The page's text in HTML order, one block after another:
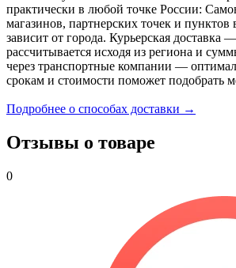
практически в любой точке России:
магазинов, партнерских точек и
зависит от города. Курьерская доставка
рассчитывается исходя из региона и
через транспортные компании —
срокам и стоимости поможет подобрать
Подробнее о способах доставки →
Отзывы о товаре
0